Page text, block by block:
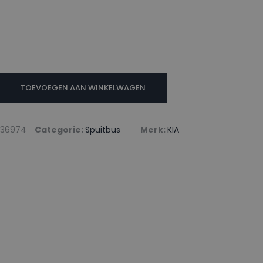
TOEVOEGEN AAN WINKELWAGEN
Categorie: Spuitbus Merk: KIA